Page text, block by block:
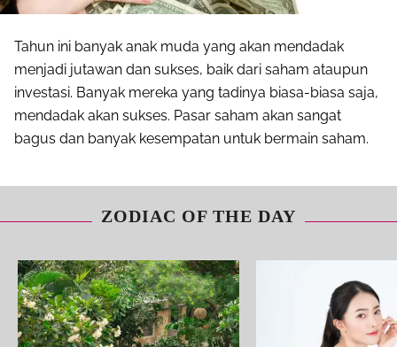
Tahun ini banyak anak muda yang akan mendadak
menjadi jutawan dan sukses, baik dari saham ataupun
investasi. Banyak mereka yang tadinya biasa-biasa saja,
mendadak akan sukses. Pasar saham akan sangat
bagus dan banyak kesempatan untuk bermain saham.
ZODIAC OF THE DAY